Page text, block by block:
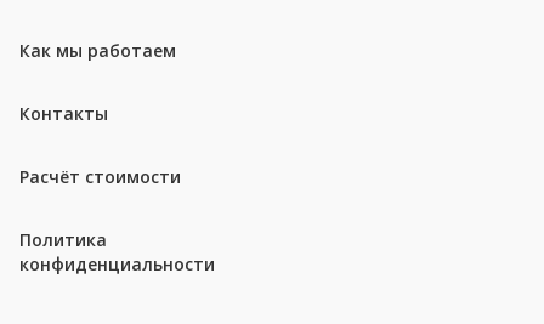
Как мы работаем
Контакты
Расчёт стоимости
Политика
конфиденциальности